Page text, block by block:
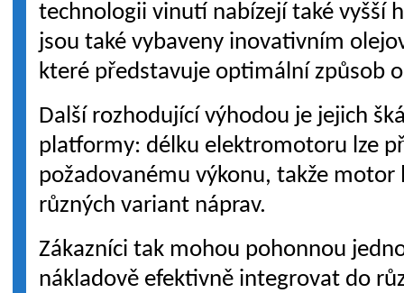
technologii vinutí nabízejí také vyšší
jsou také vybaveny inovativním
které představuje optimální způsob
Další rozhodující výhodou je jejich
platformy: délku elektromotoru lze
požadovanému výkonu, takže
různých variant náprav.
Zákazníci tak mohou pohonnou
nákladově efektivně integrovat do